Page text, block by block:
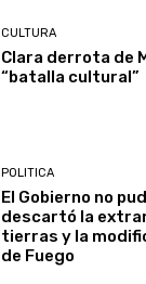
CULTURA
Clara derrota de
“batalla cultural”
POLITICA
El Gobierno no
descartó la
tierras y la
de Fuego